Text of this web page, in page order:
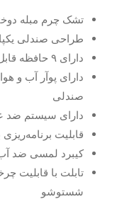
تشک چرم مبله
طراحی صندلی
دارای ۹ حافظه قابل تنظیم و ۳ حافظه تنظیم شده برای صندلی
دارای پوآر آب و
صندلی
دارای سیستم ضد
قابلیت برنامه‌ریزی برای ۳ پزشک
کیبرد لمسی ضد
شستوشو